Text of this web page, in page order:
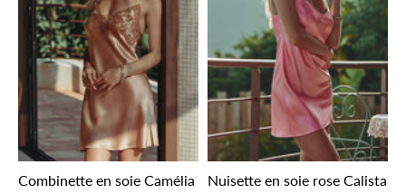
Combinette en soie Camélia
Nuisette en soie rose Calista